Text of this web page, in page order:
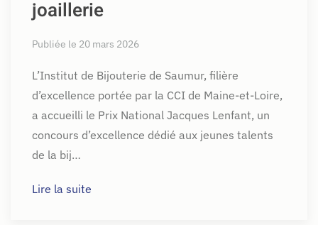
joaillerie
Publiée le 20 mars 2026
L’Institut de Bijouterie de Saumur, filière
d’excellence portée par la CCI de Maine-et-Loire,
a accueilli le Prix National Jacques Lenfant, un
concours d’excellence dédié aux jeunes talents
de la bij…
Lire la suite